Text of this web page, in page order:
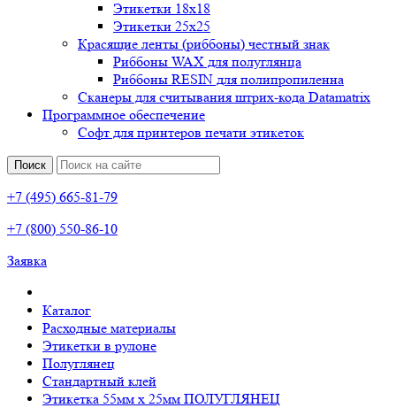
Этикетки 18х18
Этикетки 25х25
Красящие ленты (риббоны) честный знак
Риббоны WAX для полуглянца
Риббоны RESIN для полипропиленна
Сканеры для считывания штрих-кода Datamatrix
Программное обеспечение
Софт для принтеров печати этикеток
Поиск
+7 (495) 665-81-79
+7 (800) 550-86-10
Заявка
Каталог
Расходные материалы
Этикетки в рулоне
Полуглянец
Стандартный клей
Этикетка 55мм х 25мм ПОЛУГЛЯНЕЦ